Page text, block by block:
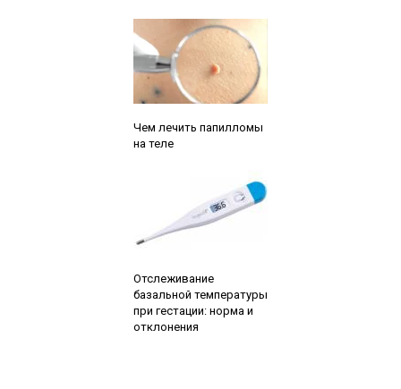
Чем лечить папилломы
на теле
Отслеживание
базальной температуры
при гестации: норма и
отклонения